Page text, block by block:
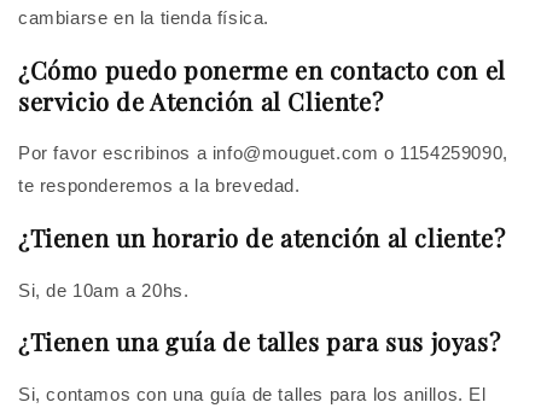
cambiarse en la tienda física.
¿Cómo puedo ponerme en contacto con el
servicio de Atención al Cliente?
Por favor escribinos a info@mouguet.com o 1154259090,
te responderemos a la brevedad.
¿Tienen un horario de atención al cliente?
Si, de 10am a 20hs.
¿Tienen una guía de talles para sus joyas?
Si, contamos con una guía de talles para los anillos. El